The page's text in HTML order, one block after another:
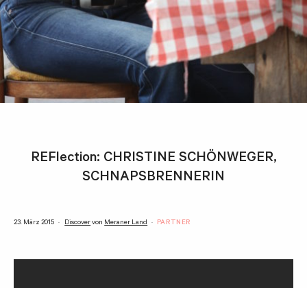
REFlection: CHRISTINE SCHÖNWEGER,
SCHNAPSBRENNERIN
23. März 2015 DiscovervonMeraner Land PARTNER